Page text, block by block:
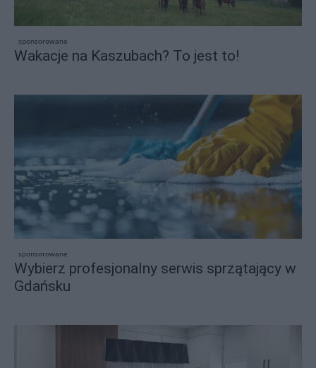
sponsorowane
Wakacje na Kaszubach? To jest to!
sponsorowane
Wybierz profesjonalny serwis sprzątający w
Gdańsku